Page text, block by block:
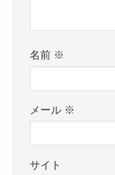
名前 ※
メール ※
サイト